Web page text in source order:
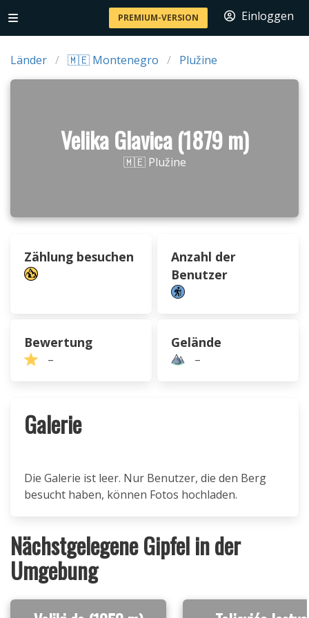
PREMIUM-VERSION Einloggen
Länder 🇲🇪 Montenegro Plužine
Velika Glavica (1879 m)
🇲🇪 Plužine
Zählung besuchen
Anzahl der
Benutzer
Bewertung
–
Gelände
–
Galerie
Die Galerie ist leer. Nur Benutzer, die den Berg
besucht haben, können Fotos hochladen.
Nächstgelegene Gipfel in der
Umgebung